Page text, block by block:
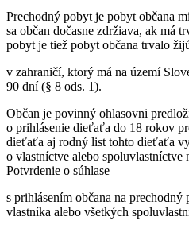
Prechodný pobyt je pobyt občana
sa občan dočasne zdržiava, ak má
pobyt je tiež pobyt občana trvalo
v zahraničí, ktorý má na území
90 dní (§ 8 ods. 1).
Občan je povinný ohlasovni
o prihlásenie dieťaťa do 18 rokov
dieťaťa aj rodný list tohto dieťaťa
o vlastníctve alebo spoluvlastníctve
Potvrdenie o súhlase
s prihlásením občana na
vlastníka alebo všetkých